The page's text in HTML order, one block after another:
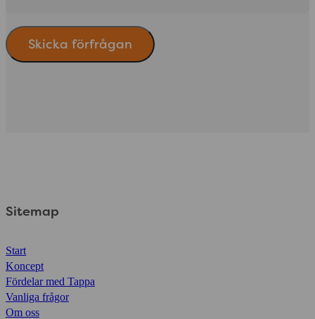
Skicka förfrågan
Sitemap
Start
Koncept
Fördelar med Tappa
Vanliga frågor
Om oss